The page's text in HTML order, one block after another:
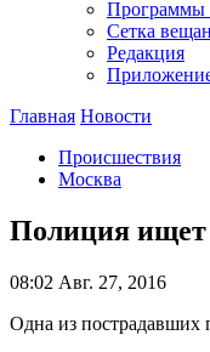
Программы
Сетка
Редакция
Главная Новости
Происшествия
Москва
Полиция ищет
08:02 Авг. 27, 2016
Одна из пострадавших